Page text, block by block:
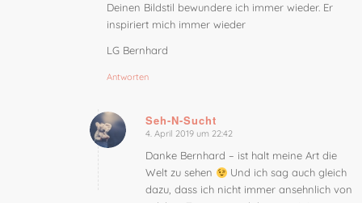
Deinen Bildstil bewundere ich immer wieder. Er
inspiriert mich immer wieder
LG Bernhard
Antworten
Seh-N-Sucht
sagte:
4. April 2019 um 22:42
Danke Bernhard – ist halt meine Art die
Welt zu sehen
Und ich sag auch gleich
dazu, dass ich nicht immer ansehnlich von